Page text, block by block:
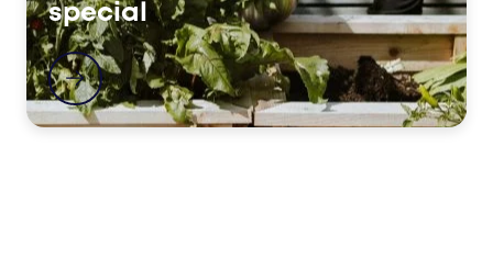
special